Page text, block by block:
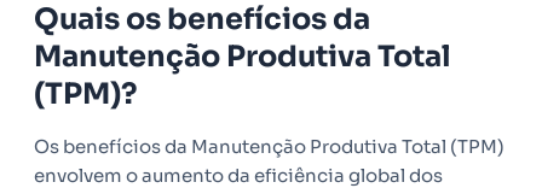
Quais os benefícios da
Manutenção Produtiva Total
(TPM)?
Os benefícios da Manutenção Produtiva Total (TPM)
envolvem o aumento da eficiência global dos